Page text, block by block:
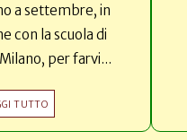
a settembre, in
con la scuola di
per farvi...
TUTTO